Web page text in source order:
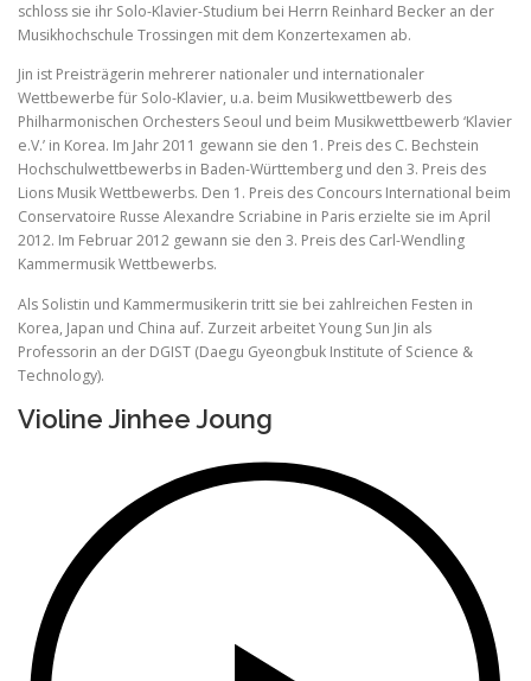
schloss sie ihr Solo-Klavier-Studium bei Herrn Reinhard Becker an der
Musikhochschule Trossingen mit dem Konzertexamen ab.
Jin ist Preisträgerin mehrerer nationaler und internationaler
Wettbewerbe für Solo-Klavier, u.a. beim Musikwettbewerb des
Philharmonischen Orchesters Seoul und beim Musikwettbewerb ‘Klavier
e.V.’ in Korea. Im Jahr 2011 gewann sie den 1. Preis des C. Bechstein
Hochschulwettbewerbs in Baden-Württemberg und den 3. Preis des
Lions Musik Wettbewerbs. Den 1. Preis des Concours International beim
Conservatoire Russe Alexandre Scriabine in Paris erzielte sie im April
2012. Im Februar 2012 gewann sie den 3. Preis des Carl-Wendling
Kammermusik Wettbewerbs.
Als Solistin und Kammermusikerin tritt sie bei zahlreichen Festen in
Korea, Japan und China auf. Zurzeit arbeitet Young Sun Jin als
Professorin an der DGIST (Daegu Gyeongbuk Institute of Science &
Technology).
Violine Jinhee Joung